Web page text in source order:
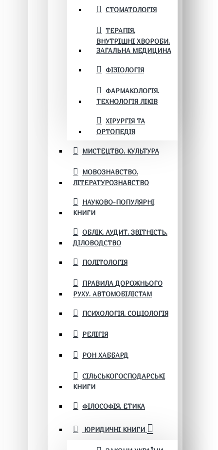
СТОМАТОЛОГІЯ
ТЕРАПІЯ.
ВНУТРІШНІ ХВОРОБИ.
ЗАГАЛЬНА МЕДИЦИНА
ФІЗІОЛОГІЯ
ФАРМАКОЛОГІЯ.
ТЕХНОЛОГІЯ ЛІКІВ
ХІРУРГІЯ ТА
ОРТОПЕДІЯ
МИСТЕЦТВО. КУЛЬТУРА
МОВОЗНАВСТВО.
ЛІТЕРАТУРОЗНАВСТВО
НАУКОВО-ПОПУЛЯРНІ
КНИГИ
ОБЛІК. АУДИТ. ЗВІТНІСТЬ.
ДІЛОВОДСТВО
ПОЛІТОЛОГІЯ
ПРАВИЛА ДОРОЖНЬОГО
РУХУ. АВТОМОБІЛІСТАМ
ПСИХОЛОГІЯ. СОЦІОЛОГІЯ
РЕЛІГІЯ
РОН ХАББАРД
СІЛЬСЬКОГОСПОДАРСЬКІ
КНИГИ
ФІЛОСОФІЯ. ЕТИКА
ЮРИДИЧНІ КНИГИ